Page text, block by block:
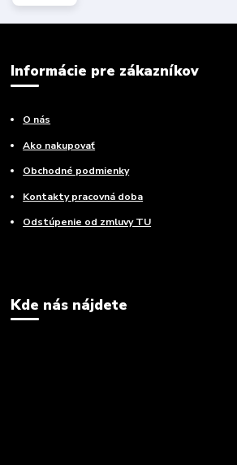
Informácie pre zákazníkov
O nás
Ako nakupovať
Obchodné podmienky
Kontakty pracovná doba
Odstúpenie od zmluvy TU
Kde nás nájdete